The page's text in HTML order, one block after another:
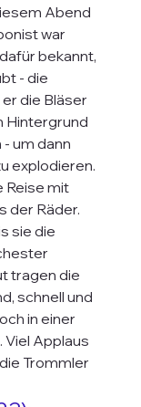
Abend
war
bekannt,
- die
die Bläser
Hintergrund
um dann
explodieren.
Reise mit
der Räder.
sie die
tragen die
schnell und
in einer
Applaus
Trommler